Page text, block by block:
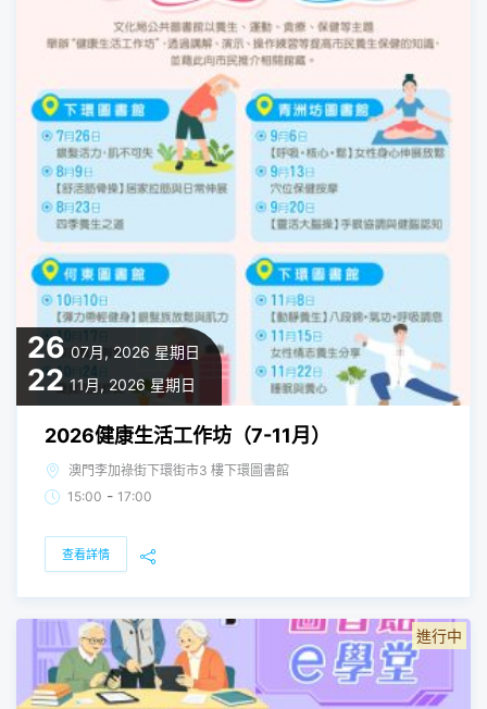
26 07月, 2026 星期日
22 11月, 2026 星期日
2026健康生活工作坊（7-11月）
澳門李加祿街下環街市3 樓下環圖書館
15:00 - 17:00
查看詳情
進行中